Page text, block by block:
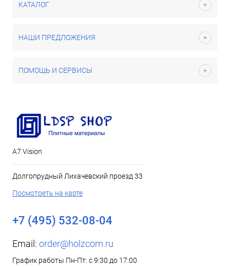
КАТАЛОГ
НАШИ ПРЕДЛОЖЕНИЯ
ПОМОЩЬ И СЕРВИСЫ
А7 Vision
Долгопрудный Лихачевский проезд 33
Посмотреть на карте
+7 (495) 532-08-04
Email: order@holzcom.ru
График работы Пн-Пт: с 9:30 до 17:00